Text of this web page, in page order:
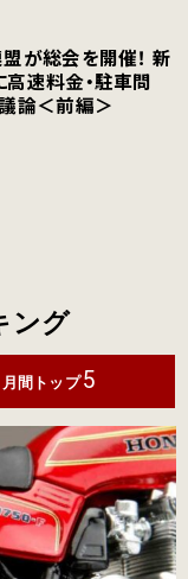
が総会を開催！ 新
速料金・駐車問
論＜前編＞
ング
月間トップ 5